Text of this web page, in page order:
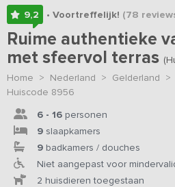
9,2 • Voortreffelijk! (78
Ruime authentieke
met sfeervol terras
Home > Nederland > Gelderland >
Huiscode 8956
6 - 16 personen
9 slaapkamers
9 badkamers / douches
Niet aangepast voor
2 huisdieren toegestaan